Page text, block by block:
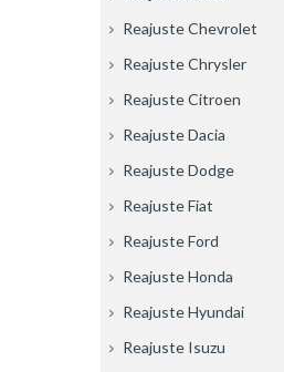
Reajuste Chevrolet
Reajuste Chrysler
Reajuste Citroen
Reajuste Dacia
Reajuste Dodge
Reajuste Fiat
Reajuste Ford
Reajuste Honda
Reajuste Hyundai
Reajuste Isuzu